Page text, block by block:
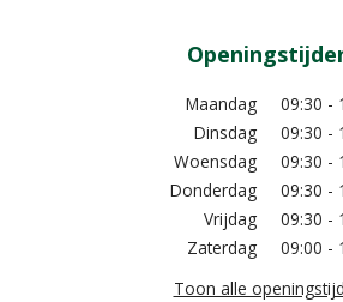
Maandag
09:30 -
Dinsdag
09:30 -
Woensdag
09:30 -
Donderdag
09:30 -
Vrijdag
09:30 -
Zaterdag
09:00 -
Toon alle